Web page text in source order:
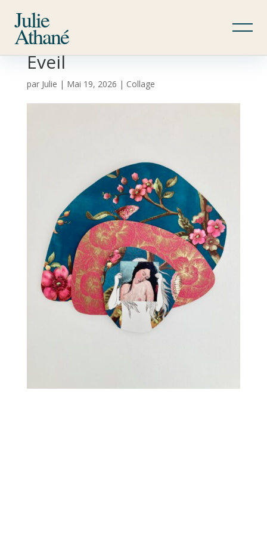
Julie
Athané
Éveil
par Julie | Mai 19, 2026 | Collage